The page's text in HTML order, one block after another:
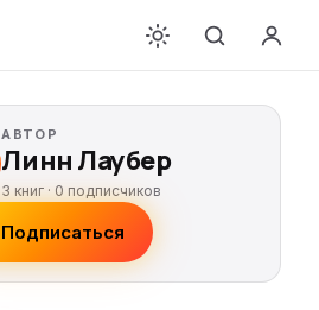
АВТОР
Линн Лаубер
3 книг ·0 подписчиков
Подписаться